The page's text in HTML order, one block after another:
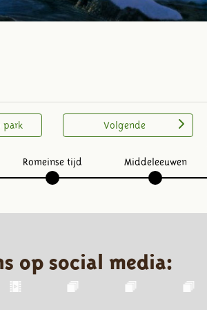
park Volgende
Romeinse tijd Middeleeuwen
op social media: